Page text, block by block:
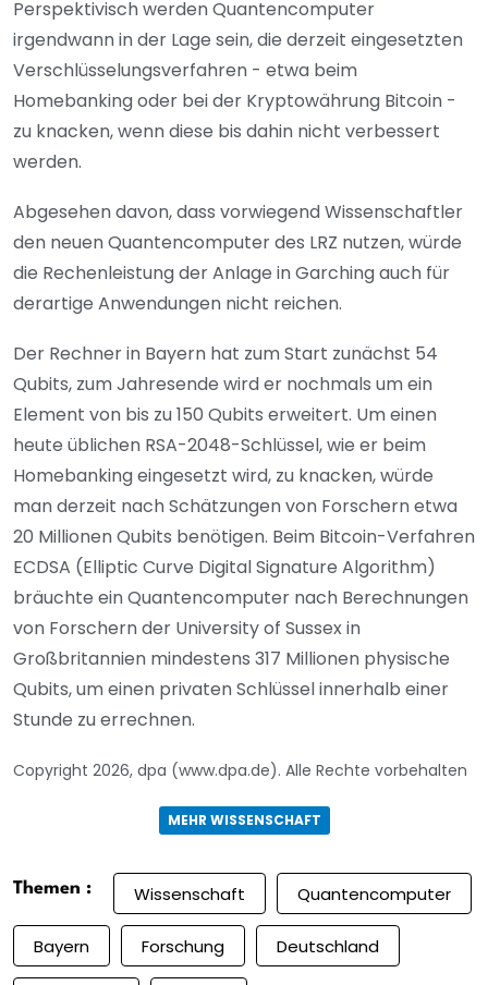
Perspektivisch werden Quantencomputer
irgendwann in der Lage sein, die derzeit eingesetzten
Verschlüsselungsverfahren - etwa beim
Homebanking oder bei der Kryptowährung Bitcoin -
zu knacken, wenn diese bis dahin nicht verbessert
werden.
Abgesehen davon, dass vorwiegend Wissenschaftler
den neuen Quantencomputer des LRZ nutzen, würde
die Rechenleistung der Anlage in Garching auch für
derartige Anwendungen nicht reichen.
Der Rechner in Bayern hat zum Start zunächst 54
Qubits, zum Jahresende wird er nochmals um ein
Element von bis zu 150 Qubits erweitert. Um einen
heute üblichen RSA-2048-Schlüssel, wie er beim
Homebanking eingesetzt wird, zu knacken, würde
man derzeit nach Schätzungen von Forschern etwa
20 Millionen Qubits benötigen. Beim Bitcoin-Verfahren
ECDSA (Elliptic Curve Digital Signature Algorithm)
bräuchte ein Quantencomputer nach Berechnungen
von Forschern der University of Sussex in
Großbritannien mindestens 317 Millionen physische
Qubits, um einen privaten Schlüssel innerhalb einer
Stunde zu errechnen.
Copyright 2026, dpa (www.dpa.de). Alle Rechte vorbehalten
MEHR WISSENSCHAFT
Themen : Wissenschaft Quantencomputer
Bayern Forschung Deutschland